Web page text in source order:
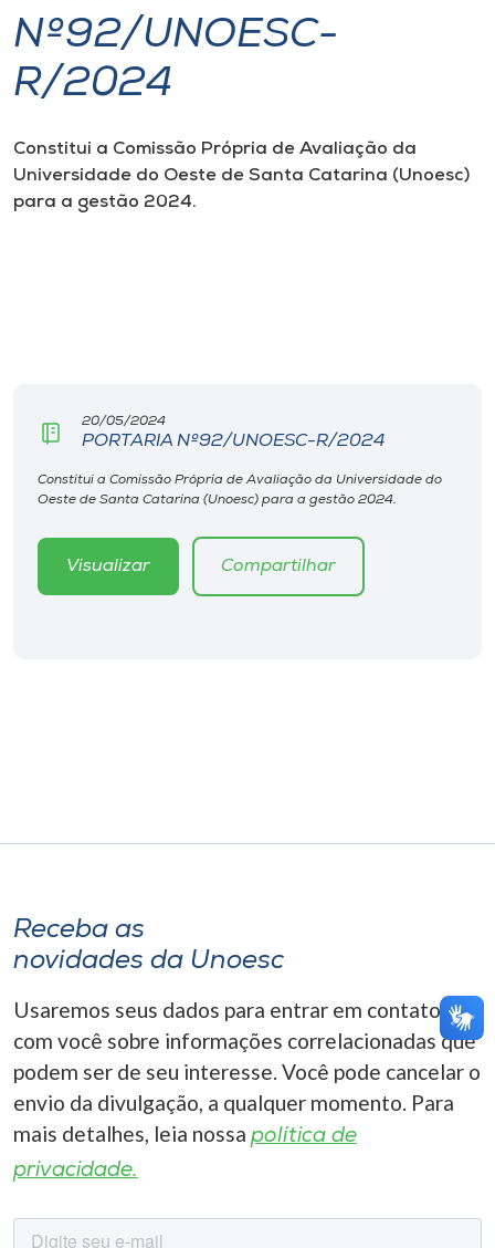
I.nova
Cultura
Rádio
Museu
Unoesc
Store
A-
Nº92/UNOESC-
R/2024
Constitui a Comissão Própria de Avaliação da
Universidade do Oeste de Santa Catarina (Unoesc)
para a gestão 2024.
20/05/2024
PORTARIA Nº92/UNOESC-R/2024
Constitui a Comissão Própria de Avaliação da Universidade do
Oeste de Santa Catarina (Unoesc) para a gestão 2024.
Visualizar Compartilhar
Receba as
novidades da Unoesc
Usaremos seus dados para entrar em contato
com você sobre informações correlacionadas que
podem ser de seu interesse. Você pode cancelar o
envio da divulgação, a qualquer momento. Para
mais detalhes, leia nossa política de
privacidade.